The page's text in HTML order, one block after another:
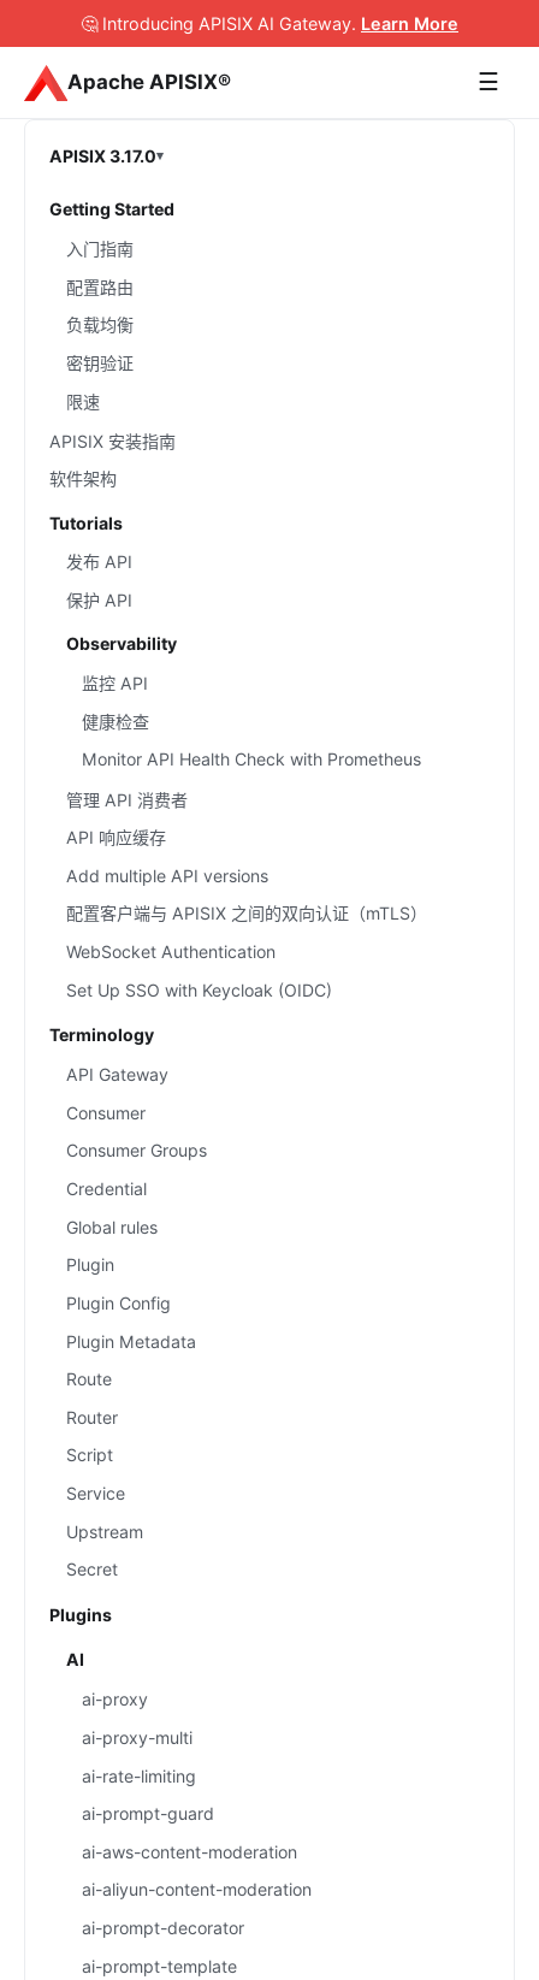
🤔 Introducing APISIX AI Gateway. Learn More
Apache APISIX® ☰
APISIX 3.17.0
Getting Started
入门指南
配置路由
负载均衡
密钥验证
限速
APISIX 安装指南
软件架构
Tutorials
发布 API
保护 API
Observability
监控 API
健康检查
Monitor API Health Check with Prometheus
管理 API 消费者
API 响应缓存
Add multiple API versions
配置客户端与 APISIX 之间的双向认证（mTLS）
WebSocket Authentication
Set Up SSO with Keycloak (OIDC)
Terminology
API Gateway
Consumer
Consumer Groups
Credential
Global rules
Plugin
Plugin Config
Plugin Metadata
Route
Router
Script
Service
Upstream
Secret
Plugins
AI
ai-proxy
ai-proxy-multi
ai-rate-limiting
ai-prompt-guard
ai-aws-content-moderation
ai-aliyun-content-moderation
ai-prompt-decorator
ai-prompt-template